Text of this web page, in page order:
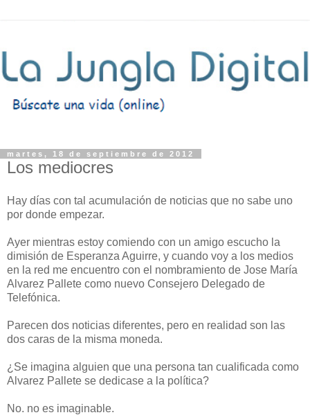
martes, 18 de septiembre de 2012
Los mediocres
Hay días con tal acumulación de noticias que no sabe uno
por donde empezar.
Ayer mientras estoy comiendo con un amigo escucho la
dimisión de Esperanza Aguirre, y cuando voy a los medios
en la red me encuentro con el nombramiento de Jose María
Alvarez Pallete como nuevo Consejero Delegado de
Telefónica.
Parecen dos noticias diferentes, pero en realidad son las
dos caras de la misma moneda.
¿Se imagina alguien que una persona tan cualificada como
Alvarez Pallete se dedicase a la política?
No. no es imaginable.